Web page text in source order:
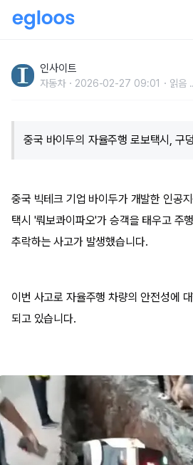
락한 아찔한 순간
인사이트
자동차 2026-02-27 09:01 읽음
중국 바이두의 자율주행 로보택시, 구
중국 빅테크 기업 바이두가 개발한 인공
택시 '뤄보콰이파오'가 승객을 태우고 주
추락하는 사고가 발생했습니다.
이번 사고로 자율주행 차량의 안전성에
되고 있습니다.